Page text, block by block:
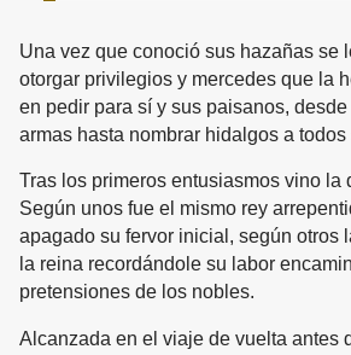
Una vez que conoció sus hazañas se
otorgar privilegios y mercedes que la
en pedir para sí y sus paisanos,
armas hasta nombrar hidalgos a
Tras los primeros entusiasmos vino la
Según unos fue el mismo rey
apagado su fervor inicial, según otros
la reina recordándole su labor
pretensiones de los nobles.
Alcanzada en el viaje de vuelta antes